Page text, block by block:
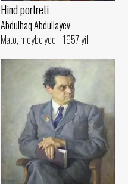
Hind portreti
Abdulhaq Abdullayev
Mato, moybo‘yoq - 1957 yil